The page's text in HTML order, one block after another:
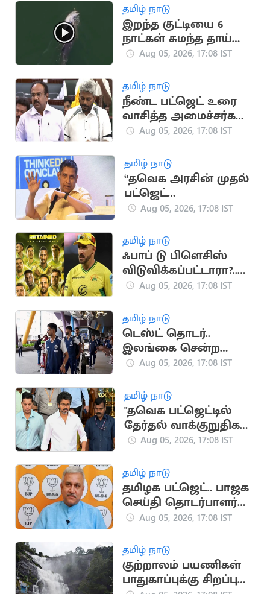
தமிழ் நாடு
இறந்த குட்டியை 6
நாட்கள் சுமந்த தாய்
டால்பின் (வைரல்
Aug 05, 2026, 17:08 IST
தமிழ் நாடு
நீண்ட பட்ஜெட் உரை
வாசித்த அமைச்சர்கள்
பட்டியலில் மரிய
Aug 05, 2026, 17:08 IST
தமிழ் நாடு
“தவெக அரசின் முதல்
பட்ஜெட்
யதார்த்தமானது”..
கருத்து
Aug 05, 2026, 17:08 IST
தமிழ் நாடு
ஃபாப் டு பிளெசிஸ்
விடுவிக்கப்பட்டாரா?..
ஜோபர்க் சூப்பர் கிங்ஸ்
Aug 05, 2026, 17:08 IST
தமிழ் நாடு
டெஸ்ட் தொடர்..
இலங்கை சென்ற
இந்திய கிரிக்கெட்
Aug 05, 2026, 17:08 IST
தமிழ் நாடு
"தவெக பட்ஜெட்டில்
தேர்தல் வாக்குறுதிகள்
இடம்பெறவில்லை"..
Aug 05, 2026, 17:08 IST
தமிழ் நாடு
தமிழக பட்ஜெட்.. பாஜக
செய்தி தொடர்பாளர்
விமர்சனம்
Aug 05, 2026, 17:08 IST
தமிழ் நாடு
குற்றாலம் பயணிகள்
பாதுகாப்புக்கு சிறப்பு